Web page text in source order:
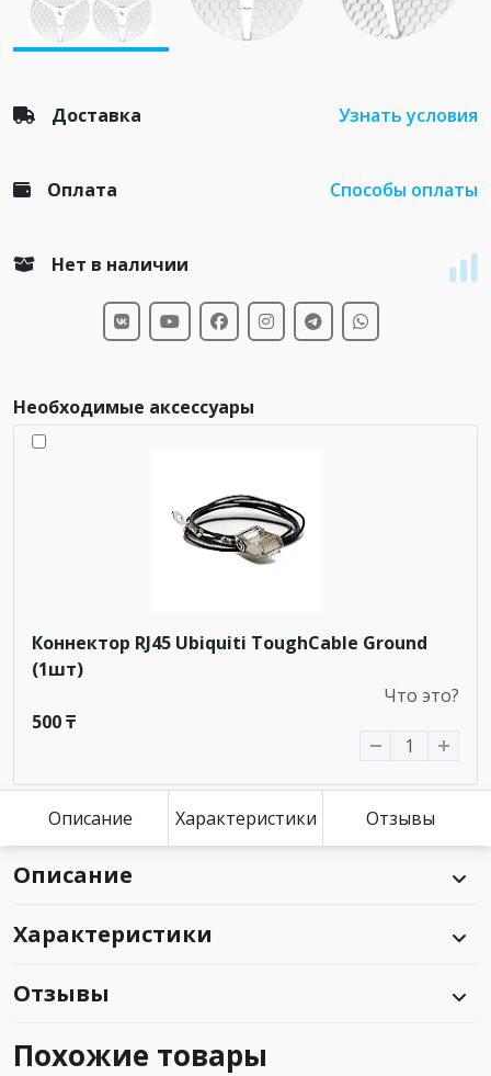
Доставка Узнать условия
Оплата Способы оплаты
Нет в наличии
Необходимые аксессуары
Коннектор RJ45 Ubiquiti ToughCable Ground
(1шт)
Что это?
500 ₸
Описание Характеристики Отзывы
Описание
Характеристики
Отзывы
Похожие товары